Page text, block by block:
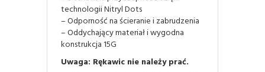
technologii Nitryl Dots
– Odporność na ścieranie i zabrudzenia
– Oddychający materiał i wygodna
konstrukcja 15G
Uwaga: Rękawic nie należy prać.